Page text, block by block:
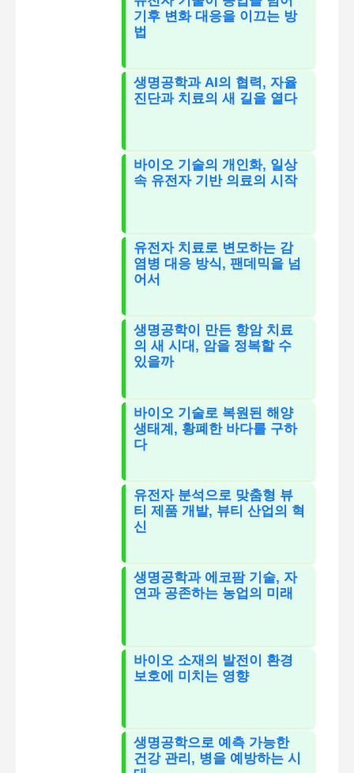
기후 변화 대응을 이끄는 방
법
생명공학과 AI의 협력, 자율
진단과 치료의 새 길을 열다
바이오 기술의 개인화, 일상
속 유전자 기반 의료의 시작
유전자 치료로 변모하는 감
염병 대응 방식, 팬데믹을 넘
어서
생명공학이 만든 항암 치료
의 새 시대, 암을 정복할 수
있을까
바이오 기술로 복원된 해양
생태계, 황폐한 바다를 구하
다
유전자 분석으로 맞춤형 뷰
티 제품 개발, 뷰티 산업의 혁
신
생명공학과 에코팜 기술, 자
연과 공존하는 농업의 미래
바이오 소재의 발전이 환경
보호에 미치는 영향
생명공학으로 예측 가능한
건강 관리, 병을 예방하는 시